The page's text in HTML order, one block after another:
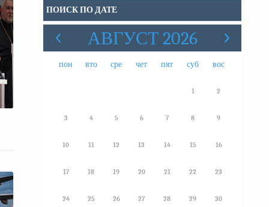
ПОИСК ПО ДАТЕ
АВГУСТ 2026
пон вто сре чет пят суб вос
1 2
3 4 5 6 7 8 9
10 11 12 13 14 15 16
17 18 19 20 21 22 23
24 25 26 27 28 29 30